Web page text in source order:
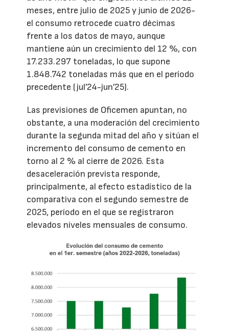
meses, entre julio de 2025 y junio de 2026-
el consumo retrocede cuatro décimas
frente a los datos de mayo, aunque
mantiene aún un crecimiento del 12 %, con
17.233.297 toneladas, lo que supone
1.848.742 toneladas más que en el período
precedente (jul’24-jun’25).
Las previsiones de Oficemen apuntan, no
obstante, a una moderación del crecimiento
durante la segunda mitad del año y sitúan el
incremento del consumo de cemento en
torno al 2 % al cierre de 2026. Esta
desaceleración prevista responde,
principalmente, al efecto estadístico de la
comparativa con el segundo semestre de
2025, período en el que se registraron
elevados niveles mensuales de consumo.